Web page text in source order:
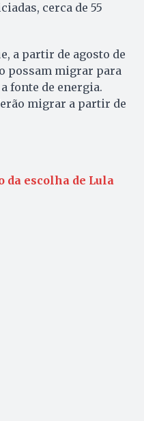
cerca de 55
a partir de agosto de
possam migrar para
fonte de energia.
migrar a partir de
da escolha de Lula